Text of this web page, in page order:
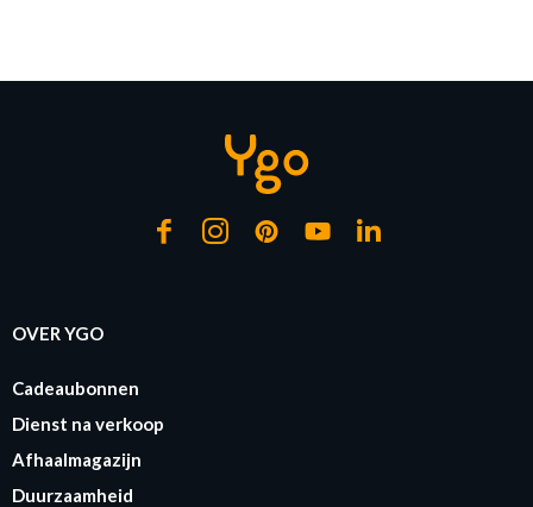
OVER YGO
Cadeaubonnen
Dienst na verkoop
Afhaalmagazijn
Duurzaamheid